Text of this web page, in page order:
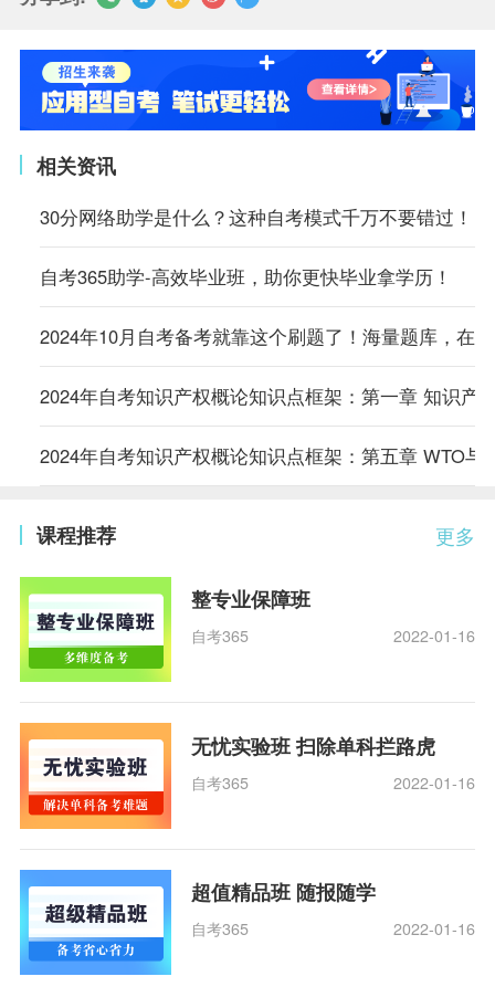
相关资讯
30分网络助学是什么？这种自考模式千万不要错过！
自考365助学-高效毕业班，助你更快毕业拿学历！
2024年10月自考备考就靠这个刷题了！海量题库，在
2024年自考知识产权概论知识点框架：第一章 知识产
2024年自考知识产权概论知识点框架：第五章 WTO与
更多
课程推荐
整专业保障班
自考365 2022-01-16
无忧实验班 扫除单科拦路虎
自考365 2022-01-16
超值精品班 随报随学
自考365 2022-01-16